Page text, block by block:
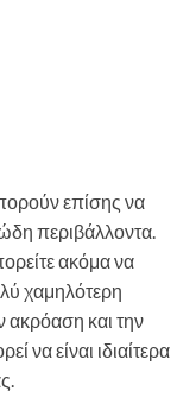
επίσης να
περιβάλλοντα.
ακόμα να
χαμηλότερη
ακρόαση και την
να είναι ιδιαίτερα